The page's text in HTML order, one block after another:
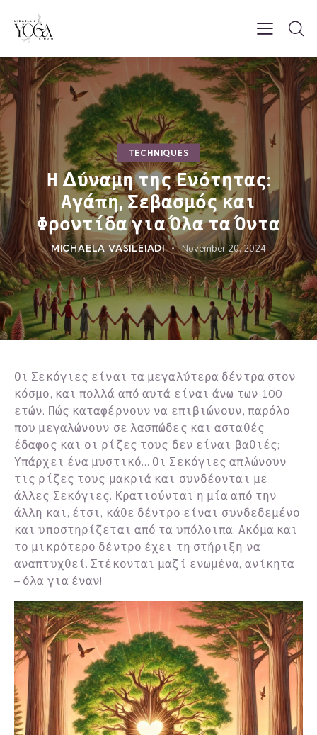
TECHNIQUES
Η Δύναμη της Ενότητας:
Αγάπη, Σεβασμός και
Φροντίδα για Όλα τα Όντα
MICHAELA VASILEIADI November 20, 2024
Οι Σεκόγιες είναι τα μεγαλύτερα δέντρα στον
κόσμο, και πολλά από αυτά είναι άνω των 100
ετών. Πώς καταφέρνουν να επιβιώνουν, παρόλο
που μεγαλώνουν σε λασπώδες και ασταθές
έδαφος και οι ρίζες τους δεν είναι βαθιές;
Υπάρχει ένα μυστικό… Οι Σεκόγιες απλώνουν
τις ρίζες τους μακριά και συνδέονται με
άλλες Σεκόγιες. Κρατιούνται η μία από την
άλλη και, έτσι, κάθε δέντρο είναι συνδεδεμένο
και υποστηρίζεται από τα υπόλοιπα. Ακόμα και
το μικρότερο δέντρο έχει τη στήριξη να
αναπτυχθεί. Στέκονται μαζί ενωμένα, ανίκητα
– όλα για έναν!